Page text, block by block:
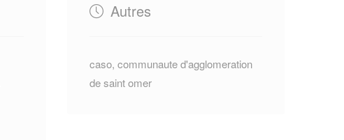
Autres
caso, communaute d'agglomeration
de saint omer